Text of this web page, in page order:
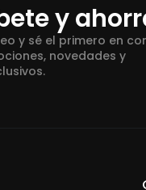
y
y sé el primero en
novedades y